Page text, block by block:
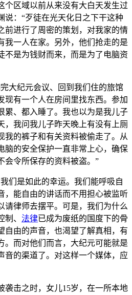
个区域以前从来没有大白天发生过
说：“歹徒在光天化日之下干这种
前进行了周密的策划，对我家的情
我一人在家。另外，他们抢走的是
不是为钱财而来，而是为了电脑资
大纪元会议、回到我们住的旅馆
现有一个人在房间里找东西。参加
累、都入睡了。我也以为是我儿子
，我问我儿子昨天晚上有没有上厕
我的裤子和有关资料被偷走了。从
脑的安全保护一直非常上心，确保
会令所保存的资料被盗。”
们是如此的幸运。我们能呼吸自
，能自由的讲话而不用担心被监听
请律师去摆平。可是，我们为什么
、 法律已成为废纸的国度下的骨
自由的声音，也渴望了解真相，有
。而对他们而言，大纪元可能就是
音的渠道了。对这样一个媒体，应
袭击之时，女儿15岁，在一所本地